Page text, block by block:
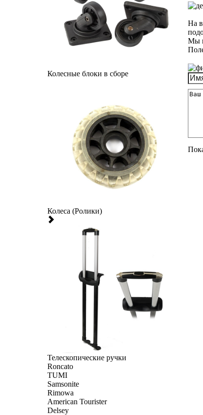
Колесные блоки в сборе
Колеса (Ролики)
Телескопические ручки
Roncato
TUMI
Samsonite
Rimowa
American Tourister
Delsey
На
Мы